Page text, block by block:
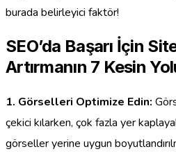
burada belirleyici faktör!
SEO’da Başarı İçin Site
Artırmanın 7 Kesin
1. Görselleri Optimize Edin:
çekici kılarken, çok fazla yer
görseller yerine uygun